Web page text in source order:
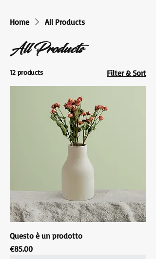
Home All Products
All Products
12 products Filter & Sort
Questo è un prodotto
Price
€85.00